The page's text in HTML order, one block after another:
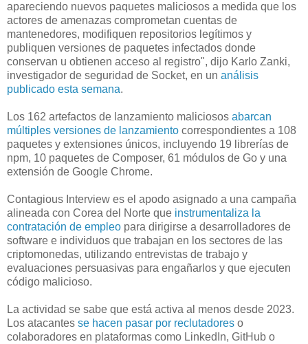
apareciendo nuevos paquetes maliciosos a medida que los
actores de amenazas comprometan cuentas de
mantenedores, modifiquen repositorios legítimos y
publiquen versiones de paquetes infectados donde
conservan u obtienen acceso al registro", dijo Karlo Zanki,
investigador de seguridad de Socket, en un análisis
publicado esta semana.
Los 162 artefactos de lanzamiento maliciosos abarcan
múltiples versiones de lanzamiento correspondientes a 108
paquetes y extensiones únicos, incluyendo 19 librerías de
npm, 10 paquetes de Composer, 61 módulos de Go y una
extensión de Google Chrome.
Contagious Interview es el apodo asignado a una campaña
alineada con Corea del Norte que instrumentaliza la
contratación de empleo para dirigirse a desarrolladores de
software e individuos que trabajan en los sectores de las
criptomonedas, utilizando entrevistas de trabajo y
evaluaciones persuasivas para engañarlos y que ejecuten
código malicioso.
La actividad se sabe que está activa al menos desde 2023.
Los atacantes se hacen pasar por reclutadores o
colaboradores en plataformas como LinkedIn, GitHub o